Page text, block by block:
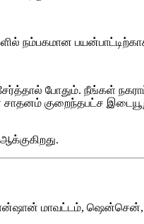
நம்பகமான
போதும். நீங்கள்
குறைந்தபட்ச
நான்ஷான் மாவட்டம்,